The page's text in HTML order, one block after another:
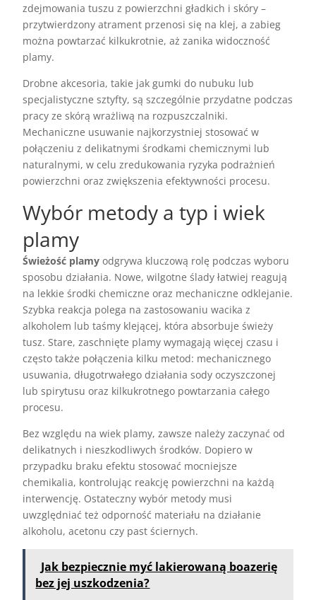
zdejmowania tuszu z powierzchni gładkich i skóry –
przytwierdzony atrament przenosi się na klej, a zabieg
można powtarzać kilkukrotnie, aż zanika widoczność
plamy.
Drobne akcesoria, takie jak gumki do nubuku lub
specjalistyczne sztyfty, są szczególnie przydatne podczas
pracy ze skórą wrażliwą na rozpuszczalniki.
Mechaniczne usuwanie najkorzystniej stosować w
połączeniu z delikatnymi środkami chemicznymi lub
naturalnymi, w celu zredukowania ryzyka podrażnień
powierzchni oraz zwiększenia efektywności procesu.
Wybór metody a typ i wiek
plamy
Świeżość plamy odgrywa kluczową rolę podczas wyboru
sposobu działania. Nowe, wilgotne ślady łatwiej reagują
na lekkie środki chemiczne oraz mechaniczne odklejanie.
Szybka reakcja polega na zastosowaniu wacika z
alkoholem lub taśmy klejącej, która absorbuje świeży
tusz. Stare, zaschnięte plamy wymagają więcej czasu i
często także połączenia kilku metod: mechanicznego
usuwania, długotrwałego działania sody oczyszczonej
lub spirytusu oraz kilkukrotnego powtarzania całego
procesu.
Bez względu na wiek plamy, zawsze należy zaczynać od
delikatnych i nieszkodliwych środków. Dopiero w
przypadku braku efektu stosować mocniejsze
chemikalia, kontrolując reakcję powierzchni na każdą
interwencję. Ostateczny wybór metody musi
uwzględniać też odporność materiału na działanie
alkoholu, acetonu czy past ściernych.
Jak bezpiecznie myć lakierowaną boazerię
bez jej uszkodzenia?